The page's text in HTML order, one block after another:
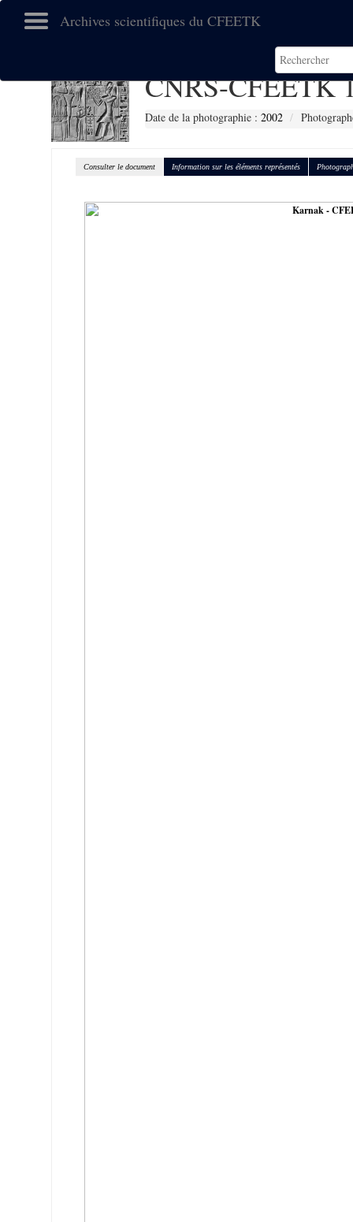
Archives scientifiques du CFEETK
CNRS-CFEETK
Date de la photographie : 2002
Consulter le document Information sur les éléments représentés